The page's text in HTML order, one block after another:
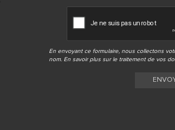
En envoyant ce formulaire, nous collectons
nom. En savoir plus sur le traitement de vos